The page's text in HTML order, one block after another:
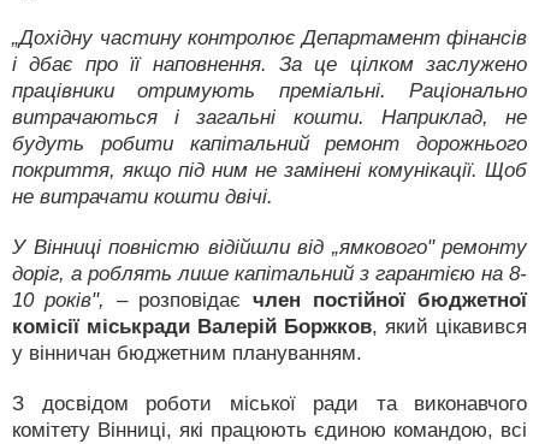
„Дохідну частину контролює Департамент фінансів
і дбає про її наповнення. За це цілком заслужено
працівники отримують преміальні. Раціонально
витрачаються і загальні кошти. Наприклад, не
будуть робити капітальний ремонт дорожнього
покриття, якщо під ним не замінені комунікації. Щоб
не витрачати кошти двічі.
У Вінниці повністю відійшли від „ямкового" ремонту
доріг, а роблять лише капітальний з гарантією на 8-
10 років",
– розповідає член постійної бюджетної
комісії міськради Валерій Боржков, який цікавився
у вінничан бюджетним плануванням.
З досвідом роботи міської ради та виконавчого
комітету Вінниці, які працюють єдиною командою, всі